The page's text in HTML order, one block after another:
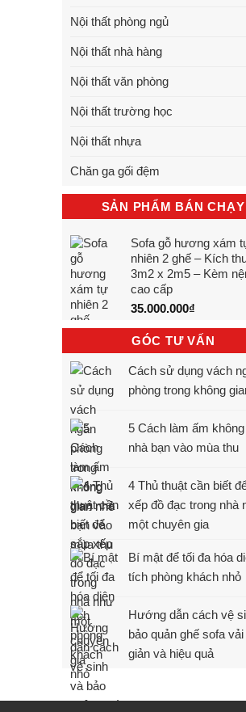
Nội thất phòng ngủ
Nội thất nhà hàng
Nội thất văn phòng
Nội thất trường học
Nội thất nhựa
Chăn ga gối đệm
SẢN PHẨM BÁN CHẠY
Sofa gỗ hương xám
nhiên 2 ghế – Kích
3m2 x 2m5 – Kèm
cao cấp
35.000.000₫
GÓC TƯ VẤN
Cách sử dụng vách
phòng trong không
5 Cách làm ấm
nhà bạn vào mùa thu
4 Thủ thuật cần biết
xếp đồ đạc trong nhà
một chuyên gia
Bí mật để tối đa hóa
tích phòng khách nhỏ
Hướng dẫn cách vệ
bảo quản ghế sofa
giản và hiệu quả